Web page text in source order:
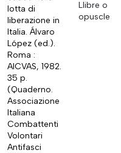
lotta di
liberazione in
Italia. Álvaro
López (ed.).
Roma :
AICVAS, 1982.
35 p.
(Quaderno.
Associazione
Italiana
Combattenti
Volontari
Antifasci
Llibre o
opuscle